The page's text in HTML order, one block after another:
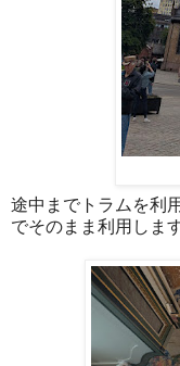
途中までトラムを利
でそのまま利用します